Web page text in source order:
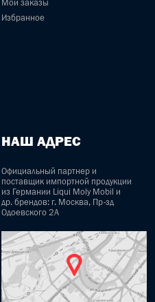
Мои заказы
Избранное
НАШ АДРЕС
Официальный партнер и
поставщик импортной продукции
из Германии Liqui Moly Mobil и
др. брендов: г. Москва, Пр-зд
Одоевского 2А